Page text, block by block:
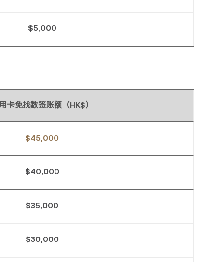
$5,000
卡免找数签账额（HK$）
$45,000
$40,000
$35,000
$30,000